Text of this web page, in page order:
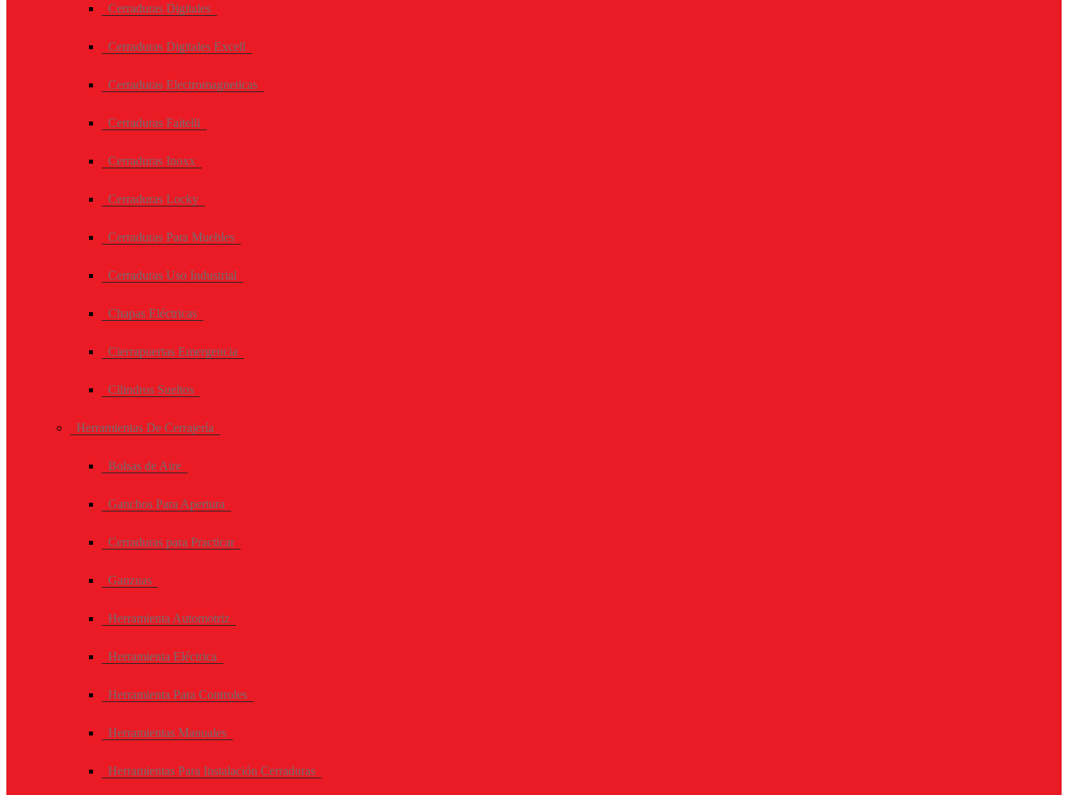
Cerraduras Digitales
Cerraduras Digitales Excell
Cerraduras Electromagneticas
Cerraduras Faitelli
Cerraduras Inoxx
Cerraduras Locky
Cerraduras Para Muebles
Cerraduras Uso Industrial
Chapas Eléctricas
Cierrapuertas Emergencia
Cilindros Sueltos
Herramientas De Cerrajería
Bolsas de Aire
Ganchos Para Apertura
Cerraduras para Practicar
Ganzuas
Herramienta Automotriz
Herramienta Eléctrica
Herramienta Para Controles
Herramientas Manuales
Herramientas Para Instalación Cerraduras